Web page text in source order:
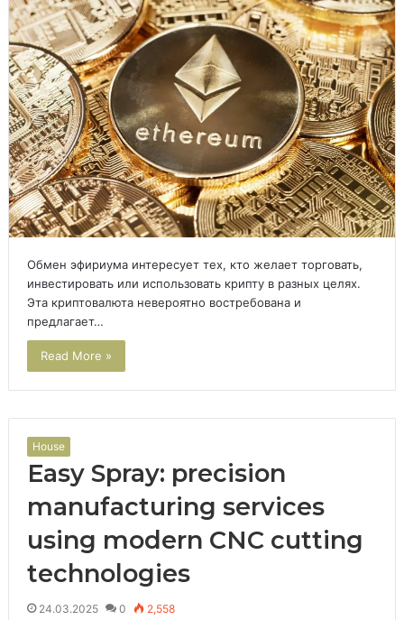
Обмен эфириума интересует тех, кто желает торговать,
инвестировать или использовать крипту в разных целях.
Эта криптовалюта невероятно востребована и
предлагает…
Read More »
House
Easy Spray: precision
manufacturing services
using modern CNC cutting
technologies
24.03.2025 0 2,558